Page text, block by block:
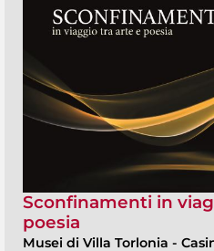
Sconfinamenti in
poesia
Musei di Villa Torlonia -